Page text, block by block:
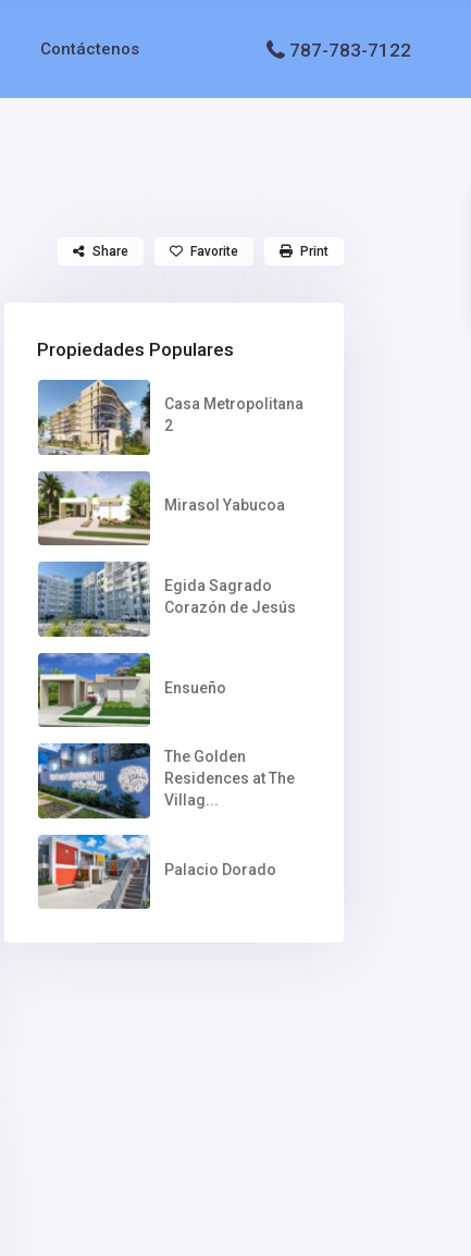
Contáctenos 787-783-7122
Share Favorite Print
Propiedades Populares
Casa Metropolitana
2
Mirasol Yabucoa
Egida Sagrado
Corazón de Jesús
Ensueño
The Golden
Residences at The
Villag...
Palacio Dorado